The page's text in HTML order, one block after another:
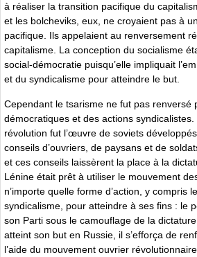
à réaliser la transition pacifique du
et les bolcheviks, eux, ne croyaient pas à
pacifique. Ils appelaient au renversement
capitalisme. La conception du socialisme
social-démocratie puisqu’elle impliquait
et du syndicalisme pour atteindre le but.
Cependant le tsarisme ne fut pas renversé
démocratiques et des actions syndicalistes.
révolution fut l’œuvre de soviets
conseils d’ouvriers, de paysans et de
et ces conseils laissèrent la place à la
Lénine était prêt à utiliser le mouvement
n’importe quelle forme d’action, y compris
syndicalisme, pour atteindre à ses fins : le
son Parti sous le camouflage de la
atteint son but en Russie, il s’efforça de
l’aide du mouvement ouvrier